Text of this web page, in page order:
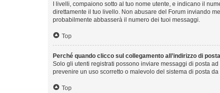
I livelli, compaiono sotto al tuo nome utente, e indicano il
direttamente il tuo livello. Non abusare del Forum inviando
probabilmente abbasserà il numero dei tuoi messaggi.
Top
Perché quando clicco sul collegamento all’indirizzo di
Solo gli utenti registrati possono inviare messaggi di posta
prevenire un uso scorretto o malevolo del sistema di posta
Top